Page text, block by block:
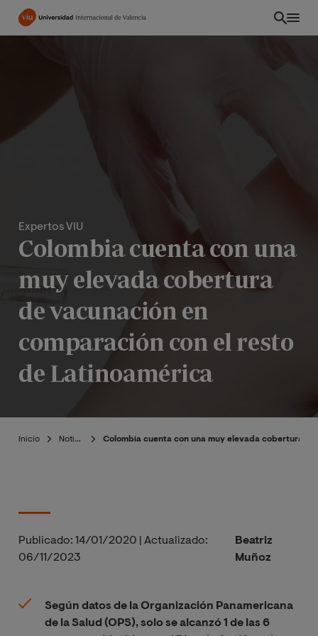
Pasar
Expertos VIU
Colombia cuenta con una
muy elevada cobertura
de vacunación en
comparación con el resto
de Latinoamérica
Inicio Noticias Colombia cuenta con una muy elevada cobertura
Publicado: 14/01/2020
Actualizado:
06/11/2023
Beatriz
Muñoz
Según datos de la Organización Panamericana
de la Salud (OPS), solo se alcanzó 1 de las 6